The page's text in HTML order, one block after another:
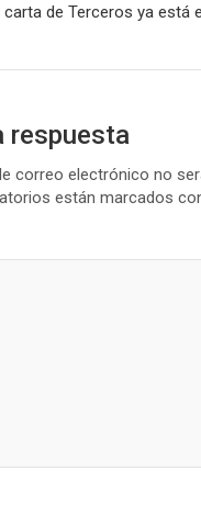
carta de Terceros ya está
respuesta
correo electrónico no
están marcados